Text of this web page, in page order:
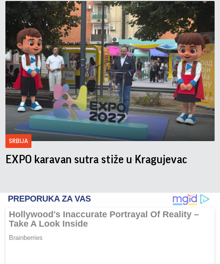
SRBIJA
EXPO karavan sutra stiže u Kragujevac